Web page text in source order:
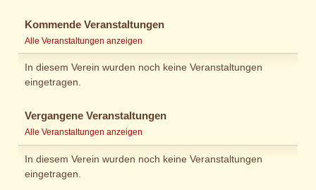
Kommende Veranstaltungen
Alle Veranstaltungen anzeigen
In diesem Verein wurden noch keine Veranstaltungen
eingetragen.
Vergangene Veranstaltungen
Alle Veranstaltungen anzeigen
In diesem Verein wurden noch keine Veranstaltungen
eingetragen.